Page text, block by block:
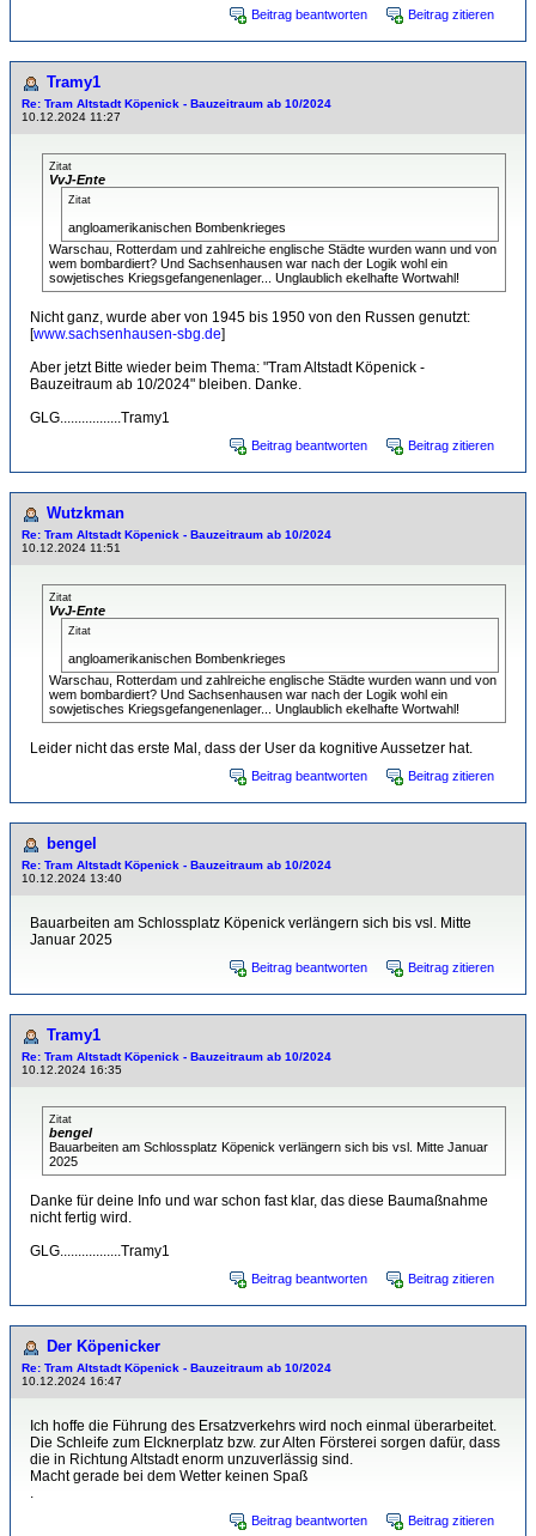
Beitrag beantworten Beitrag zitieren
Tramy1
Re: Tram Altstadt Köpenick - Bauzeitraum ab 10/2024
10.12.2024 11:27
Zitat
VvJ-Ente
Zitat
angloamerikanischen Bombenkrieges
Warschau, Rotterdam und zahlreiche englische Städte wurden wann und von
wem bombardiert? Und Sachsenhausen war nach der Logik wohl ein
sowjetisches Kriegsgefangenenlager... Unglaublich ekelhafte Wortwahl!
Nicht ganz, wurde aber von 1945 bis 1950 von den Russen genutzt:
[www.sachsenhausen-sbg.de]
Aber jetzt Bitte wieder beim Thema: "Tram Altstadt Köpenick -
Bauzeitraum ab 10/2024" bleiben. Danke.
GLG.................Tramy1
Beitrag beantworten Beitrag zitieren
Wutzkman
Re: Tram Altstadt Köpenick - Bauzeitraum ab 10/2024
10.12.2024 11:51
Zitat
VvJ-Ente
Zitat
angloamerikanischen Bombenkrieges
Warschau, Rotterdam und zahlreiche englische Städte wurden wann und von
wem bombardiert? Und Sachsenhausen war nach der Logik wohl ein
sowjetisches Kriegsgefangenenlager... Unglaublich ekelhafte Wortwahl!
Leider nicht das erste Mal, dass der User da kognitive Aussetzer hat.
Beitrag beantworten Beitrag zitieren
bengel
Re: Tram Altstadt Köpenick - Bauzeitraum ab 10/2024
10.12.2024 13:40
Bauarbeiten am Schlossplatz Köpenick verlängern sich bis vsl. Mitte
Januar 2025
Beitrag beantworten Beitrag zitieren
Tramy1
Re: Tram Altstadt Köpenick - Bauzeitraum ab 10/2024
10.12.2024 16:35
Zitat
bengel
Bauarbeiten am Schlossplatz Köpenick verlängern sich bis vsl. Mitte Januar
2025
Danke für deine Info und war schon fast klar, das diese Baumaßnahme
nicht fertig wird.
GLG.................Tramy1
Beitrag beantworten Beitrag zitieren
Der Köpenicker
Re: Tram Altstadt Köpenick - Bauzeitraum ab 10/2024
10.12.2024 16:47
Ich hoffe die Führung des Ersatzverkehrs wird noch einmal überarbeitet.
Die Schleife zum Elcknerplatz bzw. zur Alten Försterei sorgen dafür, dass
die in Richtung Altstadt enorm unzuverlässig sind.
Macht gerade bei dem Wetter keinen Spaß
.
Beitrag beantworten Beitrag zitieren